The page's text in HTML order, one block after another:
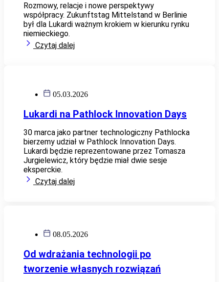
Rozmowy, relacje i nowe perspektywy
współpracy. Zukunftstag Mittelstand w Berlinie
był dla Lukardi ważnym krokiem w kierunku rynku
niemieckiego.
Czytaj dalej
05.03.2026
Lukardi na Pathlock Innovation Days
30 marca jako partner technologiczny Pathlocka
bierzemy udział w Pathlock Innovation Days.
Lukardi będzie reprezentowane przez Tomasza
Jurgielewicz, który będzie miał dwie sesje
eksperckie.
Czytaj dalej
08.05.2026
Od wdrażania technologii po
tworzenie własnych rozwiązań